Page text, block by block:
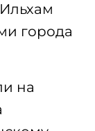
города
на